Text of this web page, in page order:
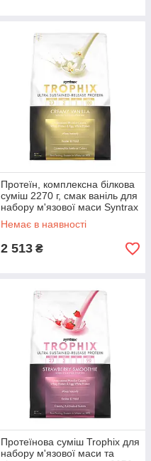
Протеїн, комплексна білкова
суміш 2270 г, смак ваніль для
набору м'язової маси Syntrax
Trophix
Немає в наявності
2 513 ₴
Протеїнова суміш Trophix для
набору м'язової маси та